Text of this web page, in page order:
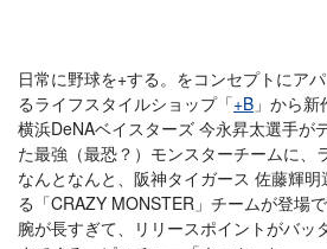
日常に野球を+する。をコンセプトにア
るライフスタイルショップ「+B 」から新
横浜DeNAベイスターズ 今永昇太選手が
た最強（最恐？）モンスターチームに、
なんとなんと、阪神タイガース 佐藤輝
る「CRAZY MONSTER」チームが登場で
腕が長すぎて、リリースポイントがバッ